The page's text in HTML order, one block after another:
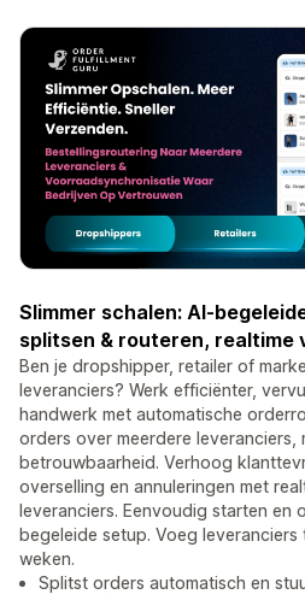
Slimmer schalen: AI-
splitsen & routeren, realtime
Ben je dropshipper, retailer of
leveranciers? Werk efficiënter,
handwerk met automatische
orders over meerdere leveranciers,
betrouwbaarheid. Verhoog
overselling en annuleringen met
leveranciers. Eenvoudig starten en
begeleide setup. Voeg
weken.
Splitst orders automatisch en